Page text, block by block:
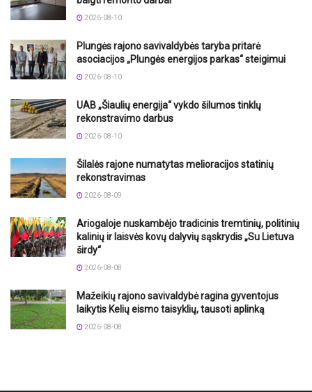
2026-08-10
Plungės rajono savivaldybės taryba pritarė
asociacijos „Plungės energijos parkas“ steigimui
2026-08-10
UAB „Šiaulių energija“ vykdo šilumos tinklų
rekonstravimo darbus
2026-08-10
Šilalės rajone numatytas melioracijos statinių
rekonstravimas
2026-08-09
Ariogaloje nuskambėjo tradicinis tremtinių, politinių
kalinių ir laisvės kovų dalyvių sąskrydis „Su Lietuva
širdy“
2026-08-08
Mažeikių rajono savivaldybė ragina gyventojus
laikytis Kelių eismo taisyklių, tausoti aplinką
2026-08-08